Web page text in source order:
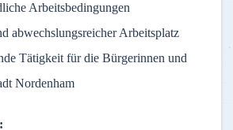
Arbeitsbedingungen
abwechslungsreicher Arbeitsplatz
Tätigkeit für die Bürgerinnen und
Nordenham